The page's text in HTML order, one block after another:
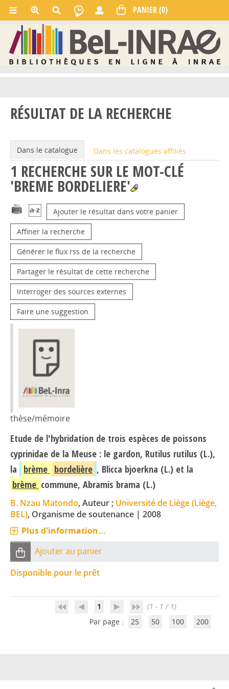
RÉSULTAT DE LA RECHERCHE
Dans le catalogue Dans les catalogues affiliés
1 RECHERCHE SUR LE MOT-CLÉ
'BREME BORDELIERE'
Ajouter le résultat dans votre panier
Affiner la recherche
Générer le flux rss de la recherche
Partager le résultat de cette recherche
Interroger des sources externes
Faire une suggestion
thèse/mémoire
Etude de l'hybridation de trois espèces de poissons
cyprinidae de la Meuse : le gardon, Rutilus rutilus (L.),
la brème bordelière , Blicca bjoerkna (L.) et la
brème commune, Abramis brama (L.)
B. Nzau Matondo, Auteur ; Université de Liège (Liège,
BEL), Organisme de soutenance | 2008
Plus d'information...
Ajouter au panier
Disponible pour le prêt
1
(1 - 1 / 1)
Par page :
25 50 100 200